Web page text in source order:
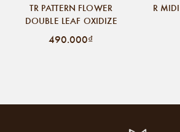
TR PATTERN FLOWER
DOUBLE LEAF OXIDIZE
490.000₫
R